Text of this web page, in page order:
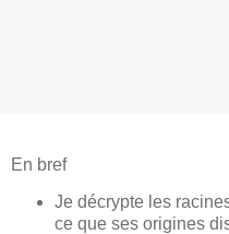
En bref
Je décrypte les
ce que ses origines